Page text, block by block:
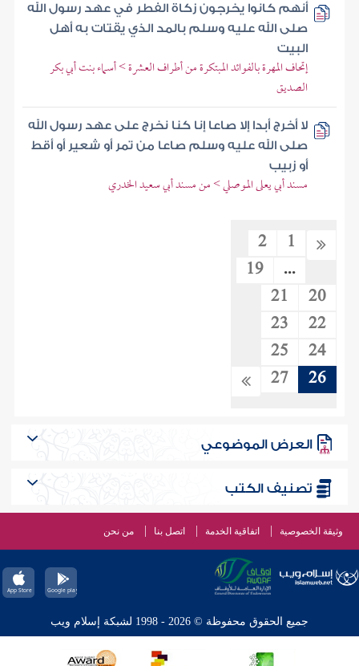
أنهم كانوا يخرجون زكاة الفطر في عهد رسول الله
صلى الله عليه وسلم بالمد الذي يقتات به أهل
البيت
إتحاف المهرة بالفوائد المبتكرة من أطراف العشرة > أسماء بنت أبي بكر
الصديق
لا أخرج أبدا إلا صاعا إنا كنا نخرج على عهد رسول الله
صلى الله عليه وسلم صاعا من تمر أو شعير أو أقط
أو زبيب
مسند أبي يعلى الموصلي > من مسند أبي سعيد الخدري
1
2
...
19
20
21
22
23
24
25
26
27
العرض الموضوعي
تصنيف الكتب
وثيقة الخصوصية اتفاقية الخدمة اتصل بنا من نحن
جميع الحقوق محفوظة © 2026 - 1998 لشبكة إسلام ويب